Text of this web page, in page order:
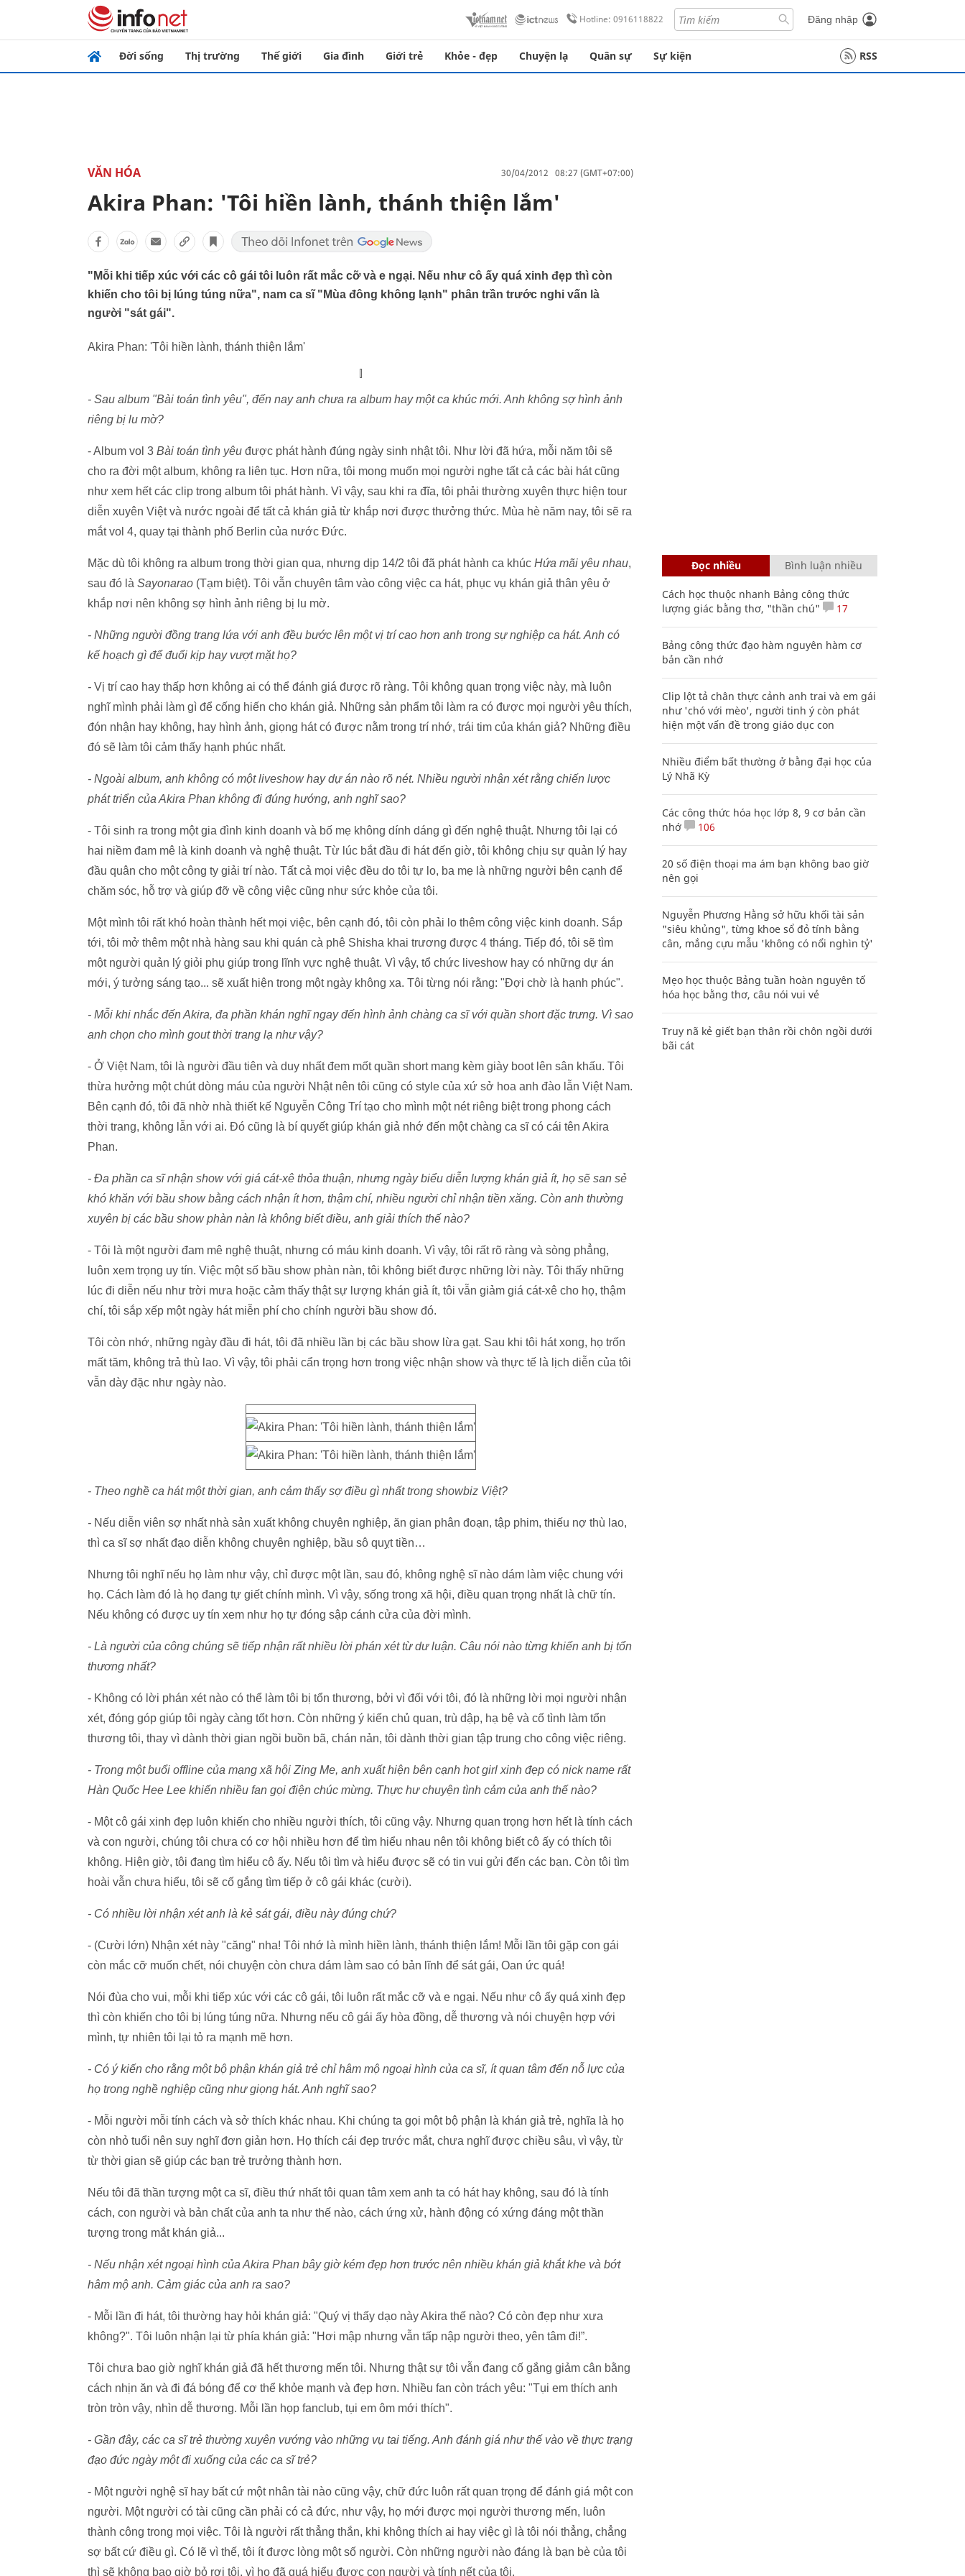
Hotline: 0916118822 Đăng nhập
Đời sống Thị trường Thế giới Gia đình Giới trẻ Khỏe - đẹp Chuyện lạ Quân sự Sự kiện RSS
VĂN HÓA 30/04/2012 08:27 (GMT+07:00)
Akira Phan: 'Tôi hiền lành, thánh thiện lắm'
"Mỗi khi tiếp xúc với các cô gái tôi luôn rất mắc cỡ và e ngại. Nếu như cô ấy quá xinh đẹp thì còn
khiến cho tôi bị lúng túng nữa", nam ca sĩ "Mùa đông không lạnh" phân trần trước nghi vấn là
người "sát gái".
Akira Phan: 'Tôi hiền lành, thánh thiện lắm'
- Sau album "Bài toán tình yêu", đến nay anh chưa ra album hay một ca khúc mới. Anh không sợ hình ảnh
riêng bị lu mờ?
- Album vol 3 Bài toán tình yêu được phát hành đúng ngày sinh nhật tôi. Như lời đã hứa, mỗi năm tôi sẽ
cho ra đời một album, không ra liên tục. Hơn nữa, tôi mong muốn mọi người nghe tất cả các bài hát cũng
như xem hết các clip trong album tôi phát hành. Vì vậy, sau khi ra đĩa, tôi phải thường xuyên thực hiện tour
diễn xuyên Việt và nước ngoài để tất cả khán giả từ khắp nơi được thưởng thức. Mùa hè năm nay, tôi sẽ ra
mắt vol 4, quay tại thành phố Berlin của nước Đức.
Mặc dù tôi không ra album trong thời gian qua, nhưng dịp 14/2 tôi đã phát hành ca khúc Hứa mãi yêu nhau,
sau đó là Sayonarao (Tạm biệt). Tôi vẫn chuyên tâm vào công việc ca hát, phục vụ khán giả thân yêu ở
khắp nơi nên không sợ hình ảnh riêng bị lu mờ.
- Những người đồng trang lứa với anh đều bước lên một vị trí cao hơn anh trong sự nghiệp ca hát. Anh có
kế hoạch gì để đuổi kịp hay vượt mặt họ?
- Vị trí cao hay thấp hơn không ai có thể đánh giá được rõ ràng. Tôi không quan trọng việc này, mà luôn
nghĩ mình phải làm gì để cống hiến cho khán giả. Những sản phẩm tôi làm ra có được mọi người yêu thích,
đón nhận hay không, hay hình ảnh, giọng hát có được nằm trong trí nhớ, trái tim của khán giả? Những điều
đó sẽ làm tôi cảm thấy hạnh phúc nhất.
- Ngoài album, anh không có một liveshow hay dự án nào rõ nét. Nhiều người nhận xét rằng chiến lược
phát triển của Akira Phan không đi đúng hướng, anh nghĩ sao?
- Tôi sinh ra trong một gia đình kinh doanh và bố mẹ không dính dáng gì đến nghệ thuật. Nhưng tôi lại có
hai niềm đam mê là kinh doanh và nghệ thuật. Từ lúc bắt đầu đi hát đến giờ, tôi không chịu sự quản lý hay
đầu quân cho một công ty giải trí nào. Tất cả mọi việc đều do tôi tự lo, ba mẹ là những người bên cạnh để
chăm sóc, hỗ trợ và giúp đỡ về công việc cũng như sức khỏe của tôi.
Một mình tôi rất khó hoàn thành hết mọi việc, bên cạnh đó, tôi còn phải lo thêm công việc kinh doanh. Sắp
tới, tôi mở thêm một nhà hàng sau khi quán cà phê Shisha khai trương được 4 tháng. Tiếp đó, tôi sẽ tìm
một người quản lý giỏi phụ giúp trong lĩnh vực nghệ thuật. Vì vậy, tổ chức liveshow hay có những dự án
mới, ý tưởng sáng tạo... sẽ xuất hiện trong một ngày không xa. Tôi từng nói rằng: "Đợi chờ là hạnh phúc".
- Mỗi khi nhắc đến Akira, đa phần khán nghĩ ngay đến hình ảnh chàng ca sĩ với quần short đặc trưng. Vì sao
anh chọn cho mình gout thời trang lạ như vậy?
- Ở Việt Nam, tôi là người đầu tiên và duy nhất đem mốt quần short mang kèm giày boot lên sân khấu. Tôi
thừa hưởng một chút dòng máu của người Nhật nên tôi cũng có style của xứ sở hoa anh đào lẫn Việt Nam.
Bên cạnh đó, tôi đã nhờ nhà thiết kế Nguyễn Công Trí tạo cho mình một nét riêng biệt trong phong cách
thời trang, không lẫn với ai. Đó cũng là bí quyết giúp khán giả nhớ đến một chàng ca sĩ có cái tên Akira
Phan.
- Đa phần ca sĩ nhận show với giá cát-xê thỏa thuận, nhưng ngày biểu diễn lượng khán giả ít, họ sẽ san sẻ
khó khăn với bầu show bằng cách nhận ít hơn, thậm chí, nhiều người chỉ nhận tiền xăng. Còn anh thường
xuyên bị các bầu show phàn nàn là không biết điều, anh giải thích thế nào?
- Tôi là một người đam mê nghệ thuật, nhưng có máu kinh doanh. Vì vậy, tôi rất rõ ràng và sòng phẳng,
luôn xem trọng uy tín. Việc một số bầu show phàn nàn, tôi không biết được những lời này. Tôi thấy những
lúc đi diễn nếu như trời mưa hoặc cảm thấy thật sự lượng khán giả ít, tôi vẫn giảm giá cát-xê cho họ, thậm
chí, tôi sắp xếp một ngày hát miễn phí cho chính người bầu show đó.
Tôi còn nhớ, những ngày đầu đi hát, tôi đã nhiều lần bị các bầu show lừa gạt. Sau khi tôi hát xong, họ trốn
mất tăm, không trả thù lao. Vì vậy, tôi phải cẩn trọng hơn trong việc nhận show và thực tế là lịch diễn của tôi
vẫn dày đặc như ngày nào.
- Theo nghề ca hát một thời gian, anh cảm thấy sợ điều gì nhất trong showbiz Việt?
- Nếu diễn viên sợ nhất nhà sản xuất không chuyên nghiệp, ăn gian phân đoạn, tập phim, thiếu nợ thù lao,
thì ca sĩ sợ nhất đạo diễn không chuyên nghiệp, bầu sô quỵt tiền…
Nhưng tôi nghĩ nếu họ làm như vậy, chỉ được một lần, sau đó, không nghệ sĩ nào dám làm việc chung với
họ. Cách làm đó là họ đang tự giết chính mình. Vì vậy, sống trong xã hội, điều quan trọng nhất là chữ tín.
Nếu không có được uy tín xem như họ tự đóng sập cánh cửa của đời mình.
- Là người của công chúng sẽ tiếp nhận rất nhiều lời phán xét từ dư luận. Câu nói nào từng khiến anh bị tổn
thương nhất?
- Không có lời phán xét nào có thể làm tôi bị tổn thương, bởi vì đối với tôi, đó là những lời mọi người nhận
xét, đóng góp giúp tôi ngày càng tốt hơn. Còn những ý kiến chủ quan, trù dập, hạ bệ và cố tình làm tổn
thương tôi, thay vì dành thời gian ngồi buồn bã, chán nản, tôi dành thời gian tập trung cho công việc riêng.
- Trong một buổi offline của mạng xã hội Zing Me, anh xuất hiện bên cạnh hot girl xinh đẹp có nick name rất
Hàn Quốc Hee Lee khiến nhiều fan gọi điện chúc mừng. Thực hư chuyện tình cảm của anh thế nào?
- Một cô gái xinh đẹp luôn khiến cho nhiều người thích, tôi cũng vậy. Nhưng quan trọng hơn hết là tính cách
và con người, chúng tôi chưa có cơ hội nhiều hơn để tìm hiểu nhau nên tôi không biết cô ấy có thích tôi
không. Hiện giờ, tôi đang tìm hiểu cô ấy. Nếu tôi tìm và hiểu được sẽ có tin vui gửi đến các bạn. Còn tôi tìm
hoài vẫn chưa hiểu, tôi sẽ cố gắng tìm tiếp ở cô gái khác (cười).
- Có nhiều lời nhận xét anh là kẻ sát gái, điều này đúng chứ?
- (Cười lớn) Nhận xét này "căng" nha! Tôi nhớ là mình hiền lành, thánh thiện lắm! Mỗi lần tôi gặp con gái
còn mắc cỡ muốn chết, nói chuyện còn chưa dám làm sao có bản lĩnh để sát gái, Oan ức quá!
Nói đùa cho vui, mỗi khi tiếp xúc với các cô gái, tôi luôn rất mắc cỡ và e ngại. Nếu như cô ấy quá xinh đẹp
thì còn khiến cho tôi bị lúng túng nữa. Nhưng nếu cô gái ấy hòa đồng, dễ thương và nói chuyện hợp với
mình, tự nhiên tôi lại tỏ ra mạnh mẽ hơn.
- Có ý kiến cho rằng một bộ phận khán giả trẻ chỉ hâm mộ ngoại hình của ca sĩ, ít quan tâm đến nỗ lực của
họ trong nghề nghiệp cũng như giọng hát. Anh nghĩ sao?
- Mỗi người mỗi tính cách và sở thích khác nhau. Khi chúng ta gọi một bộ phận là khán giả trẻ, nghĩa là họ
còn nhỏ tuổi nên suy nghĩ đơn giản hơn. Họ thích cái đẹp trước mắt, chưa nghĩ được chiều sâu, vì vậy, từ
từ thời gian sẽ giúp các bạn trẻ trưởng thành hơn.
Nếu tôi đã thần tượng một ca sĩ, điều thứ nhất tôi quan tâm xem anh ta có hát hay không, sau đó là tính
cách, con người và bản chất của anh ta như thế nào, cách ứng xử, hành động có xứng đáng một thần
tượng trong mắt khán giả...
- Nếu nhận xét ngoại hình của Akira Phan bây giờ kém đẹp hơn trước nên nhiều khán giả khắt khe và bớt
hâm mộ anh. Cảm giác của anh ra sao?
- Mỗi lần đi hát, tôi thường hay hỏi khán giả: "Quý vị thấy dạo này Akira thế nào? Có còn đẹp như xưa
không?". Tôi luôn nhận lại từ phía khán giả: "Hơi mập nhưng vẫn tấp nập người theo, yên tâm đi!”.
Tôi chưa bao giờ nghĩ khán giả đã hết thương mến tôi. Nhưng thật sự tôi vẫn đang cố gắng giảm cân bằng
cách nhịn ăn và đi đá bóng để cơ thể khỏe mạnh và đẹp hơn. Nhiều fan còn trách yêu: "Tụi em thích anh
tròn tròn vậy, nhìn dễ thương. Mỗi lần họp fanclub, tụi em ôm mới thích".
- Gần đây, các ca sĩ trẻ thường xuyên vướng vào những vụ tai tiếng. Anh đánh giá như thế vào về thực trạng
đạo đức ngày một đi xuống của các ca sĩ trẻ?
- Một người nghệ sĩ hay bất cứ một nhân tài nào cũng vậy, chữ đức luôn rất quan trọng để đánh giá một con
người. Một người có tài cũng cần phải có cả đức, như vậy, họ mới được mọi người thương mến, luôn
thành công trong mọi việc. Tôi là người rất thẳng thắn, khi không thích ai hay việc gì là tôi nói thẳng, chẳng
sợ bất cứ điều gì. Có lẽ vì thế, tôi ít được lòng một số người. Còn những người nào đáng là bạn bè của tôi
thì sẽ không bao giờ bỏ rơi tôi, vì họ đã quá hiểu được con người và tính nết của tôi.
Đọc nhiều Bình luận nhiều
Cách học thuộc nhanh Bảng công thức
lượng giác bằng thơ, "thần chú"
17
Bảng công thức đạo hàm nguyên hàm cơ
bản cần nhớ
Clip lột tả chân thực cảnh anh trai và em gái
như 'chó với mèo', người tinh ý còn phát
hiện một vấn đề trong giáo dục con
Nhiều điểm bất thường ở bằng đại học của
Lý Nhã Kỳ
Các công thức hóa học lớp 8, 9 cơ bản cần
nhớ
106
20 số điện thoại ma ám bạn không bao giờ
nên gọi
Nguyễn Phương Hằng sở hữu khối tài sản
"siêu khủng", từng khoe sổ đỏ tính bằng
cân, mắng cựu mẫu 'không có nổi nghìn tỷ'
Mẹo học thuộc Bảng tuần hoàn nguyên tố
hóa học bằng thơ, câu nói vui vẻ
Truy nã kẻ giết bạn thân rồi chôn ngồi dưới
bãi cát